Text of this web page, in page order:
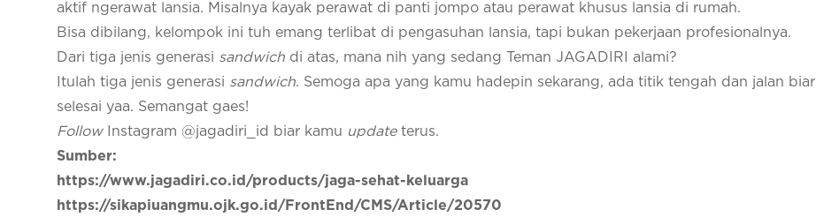
aktif ngerawat lansia. Misalnya kayak perawat di panti jompo atau perawat khusus lansia di rumah.
Bisa dibilang, kelompok ini tuh emang terlibat di pengasuhan lansia, tapi bukan pekerjaan profesionalnya.
Dari tiga jenis generasi sandwich di atas, mana nih yang sedang Teman JAGADIRI alami?
Itulah tiga jenis generasi sandwich. Semoga apa yang kamu hadepin sekarang, ada titik tengah dan jalan biar
selesai yaa. Semangat gaes!
FollowInstagram @jagadiri_id biar kamu updateterus.
Sumber:
https://www.jagadiri.co.id/products/jaga-sehat-keluarga
https://sikapiuangmu.ojk.go.id/FrontEnd/CMS/Article/20570